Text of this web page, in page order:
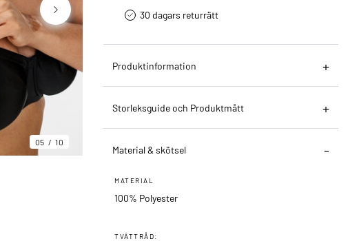
05 10
30 dagars returrätt­
Produktinformation
Storleksguide och Produktmått
Material & skötsel
MATERIAL
100% Polyester
TVÄTTRÅD: